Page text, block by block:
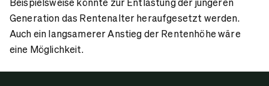
Generation das Rentenalter heraufgesetzt werden.
Auch ein langsamerer Anstieg der Rentenhöhe wäre
eine Möglichkeit.